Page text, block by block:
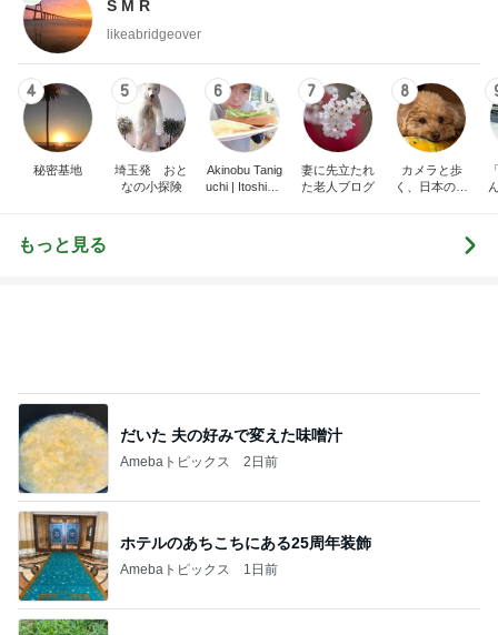
秘密基地
埼玉発 おと
なの小探険
Akinobu Tanig
uchi | Itoshima
Landscape Ph
otographer
妻に先立たれ
た老人ブログ
カメラと歩
く、日本の風
景スナップ紀
行
もっと見る
生まれて1か月のチビカモの宣言
Amebaトピックス 1日前
レジェンド松下のなんでもプレゼン！
Amebaトピックス 20時間前